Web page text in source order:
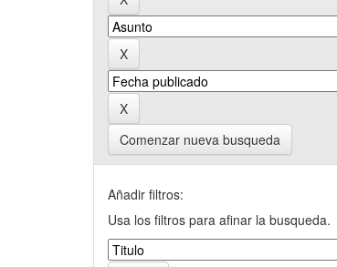
Comenzar nueva busqueda
Añadir filtros:
Usa los filtros para afinar la busqueda.